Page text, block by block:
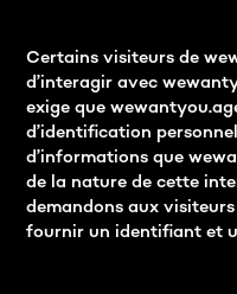
Certains visiteurs de
d’interagir avec
exige que
d’identification
d’informations que
de la nature de cette
demandons aux
fournir un identifiant et